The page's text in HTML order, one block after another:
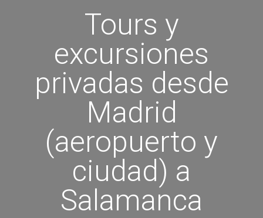
Tours y
excursiones
privadas desde
Madrid
(aeropuerto y
ciudad) a
Salamanca